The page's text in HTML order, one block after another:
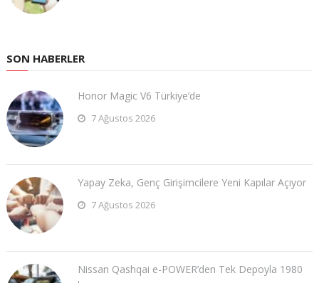
SON HABERLER
Honor Magic V6 Türkiye’de
7 Ağustos 2026
Yapay Zeka, Genç Girişimcilere Yeni Kapılar Açıyor
7 Ağustos 2026
Nissan Qashqai e-POWER’den Tek Depoyla 1980